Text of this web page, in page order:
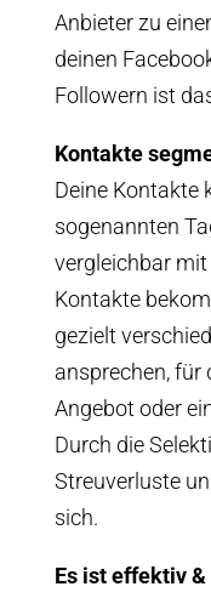
Anbieter zu
deinen
Followern ist
Kontakte
Deine Kontakte
sogenannten
vergleichbar mit
Kontakte
gezielt
ansprechen, für
Angebot oder
Durch die
Streuverluste
sich.
Es ist effektiv